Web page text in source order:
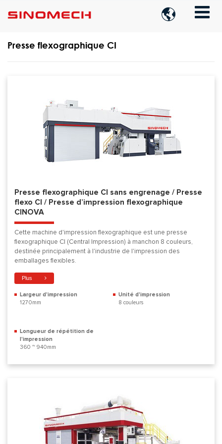

Presse flexographique CI
Presse flexographique CI sans engrenage / Presse
flexo CI / Presse d’impression flexographique
CINOVA
Cette machine d'impression flexographique est une presse
flexographique CI (Central Impression) à manchon 8 couleurs,
destinée principalement à l'industrie de l'impression des
emballages flexibles.
Plus
Largeur d'impression
1270mm
Unité d'impression
8 couleurs
Longueur de répétition de
l'impression
360 ~ 940mm